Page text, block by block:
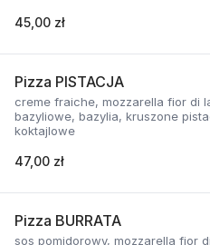
45,00 zł
Pizza PISTACJA
creme fraiche, mozzarella fior di
bazyliowe, bazylia, kruszone
koktajlowe
47,00 zł
Pizza BURRATA
sos pomidorowy, mozzarella fior